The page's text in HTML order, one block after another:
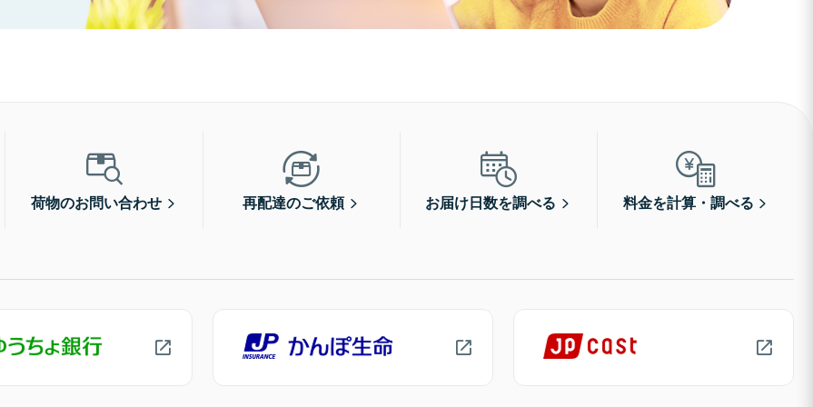
荷物のお問い合わせ 再配達のご依頼 お届け日数を調べる 料金を計算・調べる